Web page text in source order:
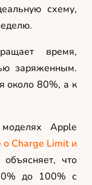
схему,
время,
заряженным.
около 80%, а к
Apple
о Charge Limit и
что
до 100% с